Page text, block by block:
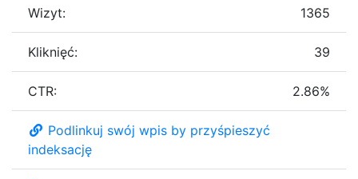
Wizyt: 1365
Kliknięć: 39
CTR: 2.86%
Podlinkuj swój wpis by przyśpieszyć
indeksację